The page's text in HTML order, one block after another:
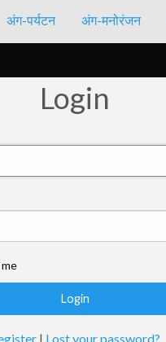
अंग-पर्यटन अंग-मनोरंजन
Login
| Lost your password?